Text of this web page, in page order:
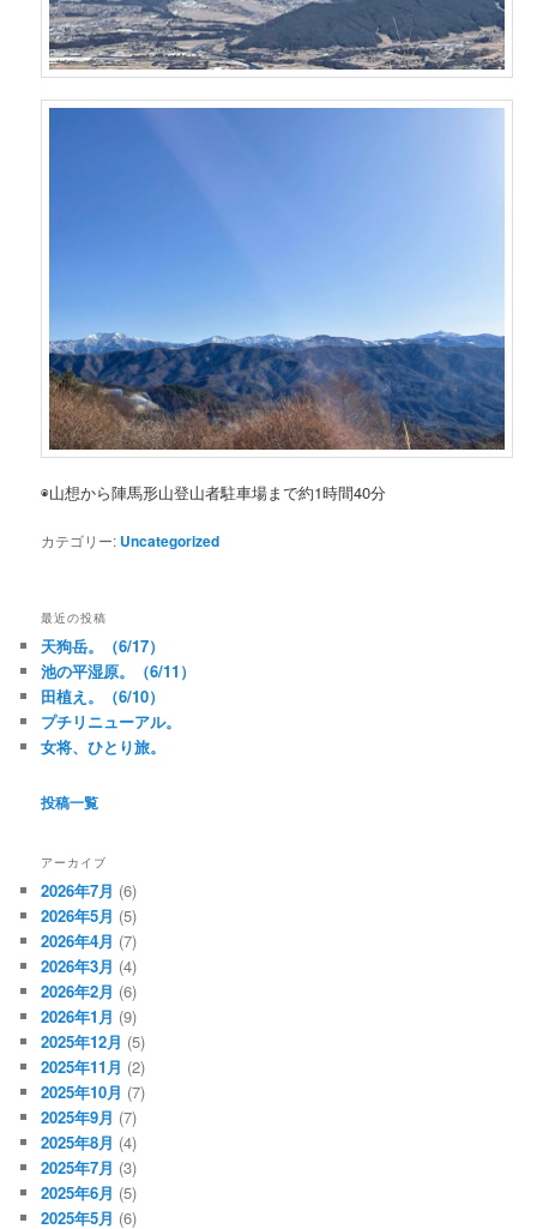
◉山想から陣馬形山登山者駐車場まで約1時間40分
カテゴリー: Uncategorized
最近の投稿
天狗岳。（6/17）
池の平湿原。（6/11）
田植え。（6/10）
プチリニューアル。
女将、ひとり旅。
投稿一覧
アーカイブ
2026年7月 (6)
2026年5月 (5)
2026年4月 (7)
2026年3月 (4)
2026年2月 (6)
2026年1月 (9)
2025年12月 (5)
2025年11月 (2)
2025年10月 (7)
2025年9月 (7)
2025年8月 (4)
2025年7月 (3)
2025年6月 (5)
2025年5月 (6)